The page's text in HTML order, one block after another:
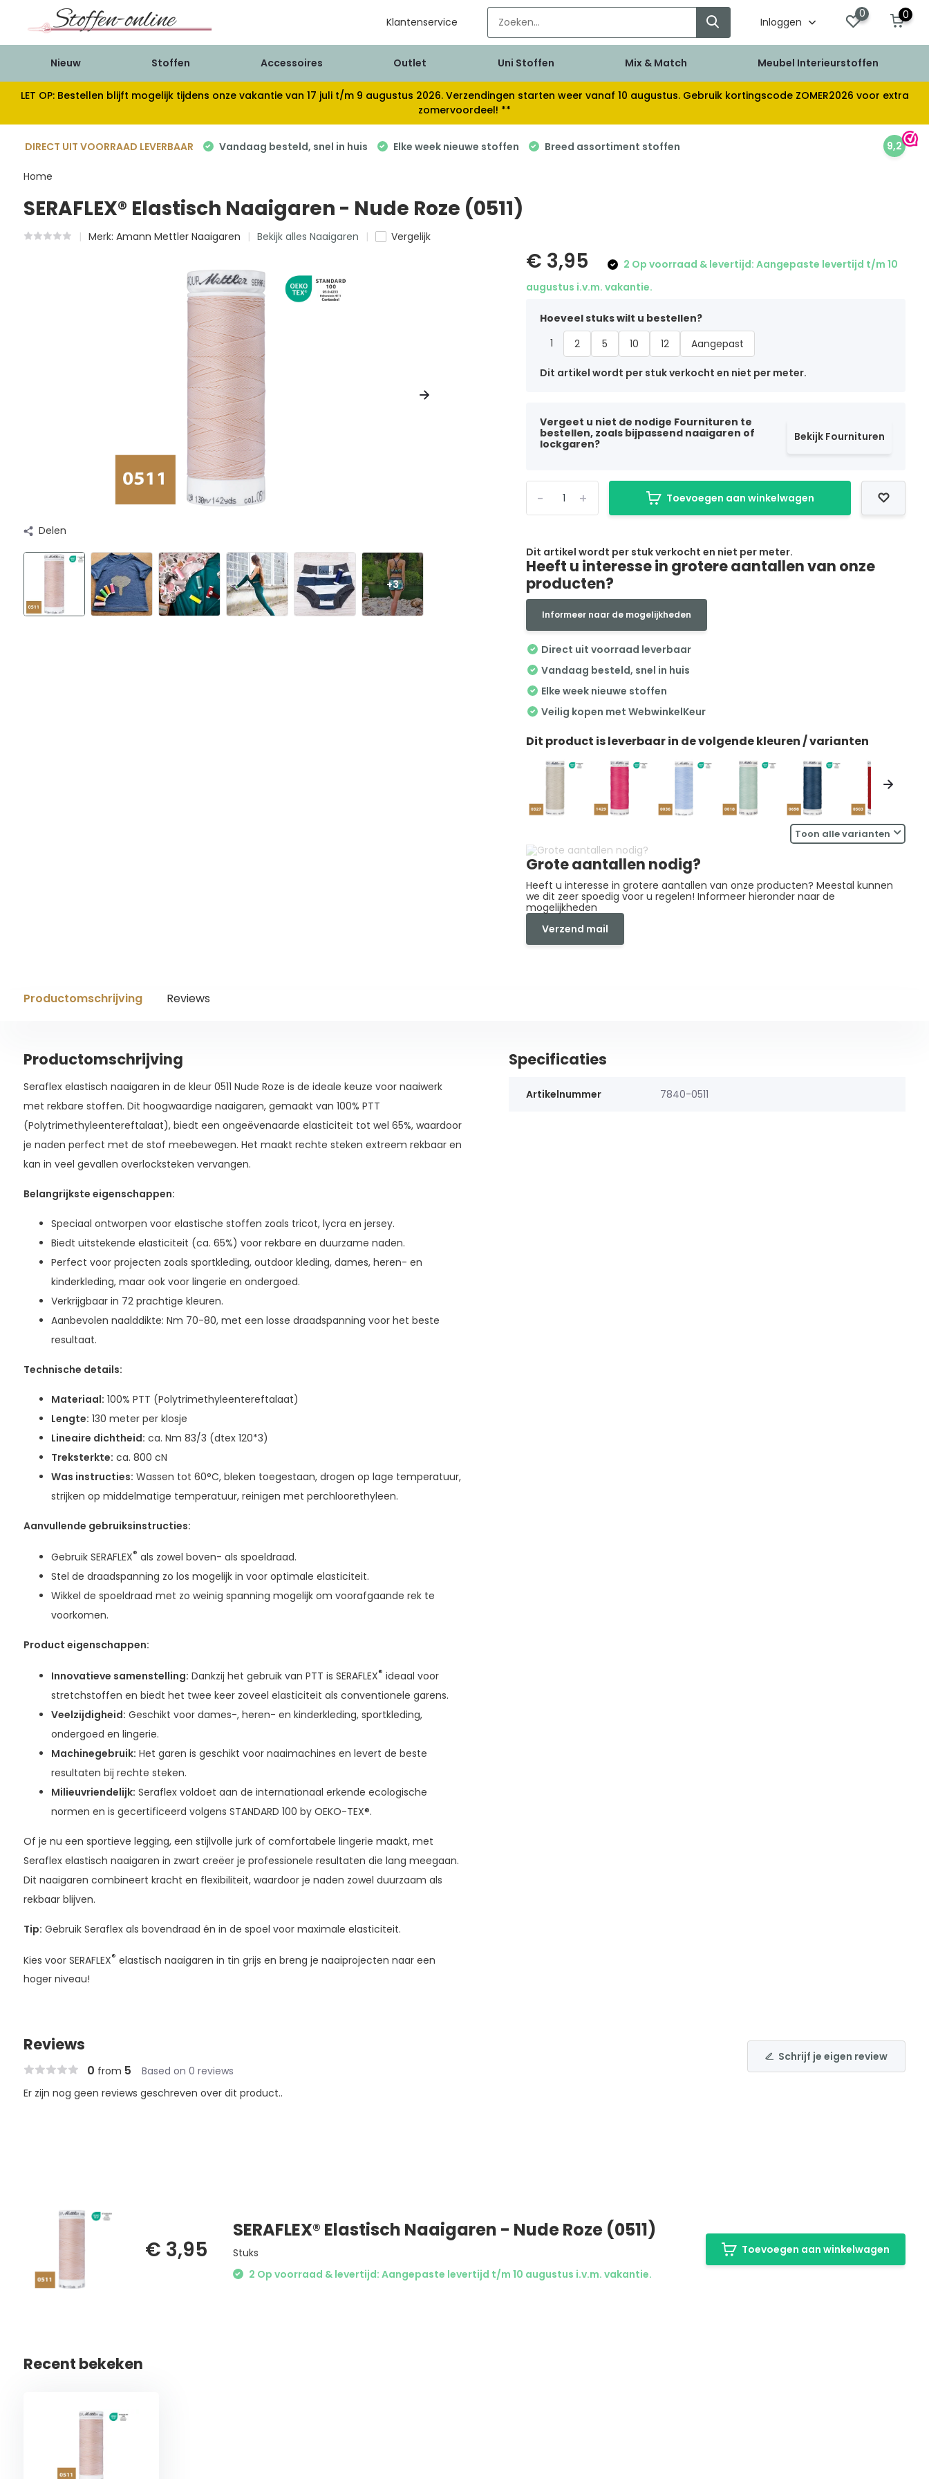
Klantenservice Inloggen
0 0
Nieuw Stoffen Accessoires Outlet Uni Stoffen Mix & Match Meubel Interieurstoffen
LET OP: Bestellen blijft mogelijk tijdens onze vakantie van 17 juli t/m 9 augustus 2026. Verzendingen starten weer vanaf 10 augustus. Gebruik kortingscode ZOMER2026 voor extra
zomervoordeel! **
DIRECT UIT VOORRAAD LEVERBAAR Vandaag besteld, snel in huis Elke week nieuwe stoffen Breed assortiment stoffen 9,2
Home
SERAFLEX® Elastisch Naaigaren - Nude Roze (0511)
Merk: Amann Mettler Naaigaren Bekijk alles Naaigaren Vergelijk
Delen
+3
€ 3,95
2 Op voorraad & levertijd: Aangepaste levertijd t/m 10
augustus i.v.m. vakantie.
Hoeveel stuks wilt u bestellen?
1
2 5 10 12 Aangepast
Dit artikel wordt per stuk verkocht en niet per meter.
Vergeet u niet de nodige Fournituren te
bestellen, zoals bijpassend naaigaren of
lockgaren?
Bekijk Fournituren
+
- Toevoegen aan winkelwagen
Dit artikel wordt per stuk verkocht en niet per meter.
Heeft u interesse in grotere aantallen van onze
producten?
Informeer naar de mogelijkheden
Direct uit voorraad leverbaar
Vandaag besteld, snel in huis
Elke week nieuwe stoffen
Veilig kopen met WebwinkelKeur
Dit product is leverbaar in de volgende kleuren / varianten
Toon alle varianten
Grote aantallen nodig?
Heeft u interesse in grotere aantallen van onze producten? Meestal kunnen
we dit zeer spoedig voor u regelen! Informeer hieronder naar de
mogelijkheden
Verzend mail
Productomschrijving Reviews
Productomschrijving
Seraflex elastisch naaigaren in de kleur 0511 Nude Roze is de ideale keuze voor naaiwerk
met rekbare stoffen. Dit hoogwaardige naaigaren, gemaakt van 100% PTT
(Polytrimethyleentereftalaat), biedt een ongeëvenaarde elasticiteit tot wel 65%, waardoor
je naden perfect met de stof meebewegen. Het maakt rechte steken extreem rekbaar en
kan in veel gevallen overlocksteken vervangen.
Belangrijkste eigenschappen:
Speciaal ontworpen voor elastische stoffen zoals tricot, lycra en jersey.
Biedt uitstekende elasticiteit (ca. 65%) voor rekbare en duurzame naden.
Perfect voor projecten zoals sportkleding, outdoor kleding, dames, heren- en
kinderkleding, maar ook voor lingerie en ondergoed.
Verkrijgbaar in 72 prachtige kleuren.
Aanbevolen naalddikte: Nm 70-80, met een losse draadspanning voor het beste
resultaat.
Technische details:
Materiaal: 100% PTT (Polytrimethyleentereftalaat)
Lengte: 130 meter per klosje
Lineaire dichtheid: ca. Nm 83/3 (dtex 120*3)
Treksterkte: ca. 800 cN
Was instructies: Wassen tot 60°C, bleken toegestaan, drogen op lage temperatuur,
strijken op middelmatige temperatuur, reinigen met perchloorethyleen.
Aanvullende gebruiksinstructies:
Gebruik SERAFLEX® als zowel boven- als spoeldraad.
Stel de draadspanning zo los mogelijk in voor optimale elasticiteit.
Wikkel de spoeldraad met zo weinig spanning mogelijk om voorafgaande rek te
voorkomen.
Product eigenschappen:
Innovatieve samenstelling: Dankzij het gebruik van PTT is SERAFLEX® ideaal voor
stretchstoffen en biedt het twee keer zoveel elasticiteit als conventionele garens.
Veelzijdigheid: Geschikt voor dames-, heren- en kinderkleding, sportkleding,
ondergoed en lingerie.
Machinegebruik: Het garen is geschikt voor naaimachines en levert de beste
resultaten bij rechte steken.
Milieuvriendelijk: Seraflex voldoet aan de internationaal erkende ecologische
normen en is gecertificeerd volgens STANDARD 100 by OEKO-TEX®.
Of je nu een sportieve legging, een stijlvolle jurk of comfortabele lingerie maakt, met
Seraflex elastisch naaigaren in zwart creëer je professionele resultaten die lang meegaan.
Dit naaigaren combineert kracht en flexibiliteit, waardoor je naden zowel duurzaam als
rekbaar blijven.
Tip: Gebruik Seraflex als bovendraad én in de spoel voor maximale elasticiteit.
Kies voor SERAFLEX® elastisch naaigaren in tin grijs en breng je naaiprojecten naar een
hoger niveau!
Specificaties
Artikelnummer 7840-0511
Reviews
0 from 5 Based on 0 reviews
Schrijf je eigen review
Er zijn nog geen reviews geschreven over dit product..
€ 3,95
SERAFLEX® Elastisch Naaigaren - Nude Roze (0511)
Stuks
2 Op voorraad & levertijd: Aangepaste levertijd t/m 10 augustus i.v.m. vakantie.
Toevoegen aan winkelwagen
Recent bekeken